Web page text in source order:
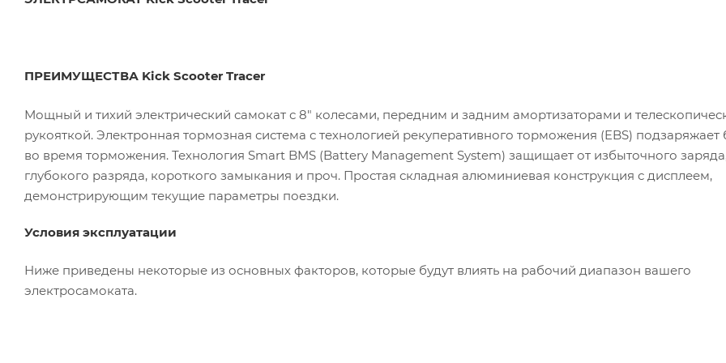
ПРЕИМУЩЕСТВА Kick Scooter Tracer
Мощный и тихий электрический самокат с 8″ колесами, передним и задним амортизаторами и
рукояткой. Электронная тормозная система с технологией рекуперативного торможения (EBS) подзаряжает
во время торможения. Технология Smart BMS (Battery Management System) защищает от избыточного
глубокого разряда, короткого замыкания и проч. Простая складная алюминиевая конструкция с дисплеем,
демонстрирующим текущие параметры поездки.
Условия эксплуатации
Ниже приведены некоторые из основных факторов, которые будут влиять на рабочий диапазон вашего
электросамоката.